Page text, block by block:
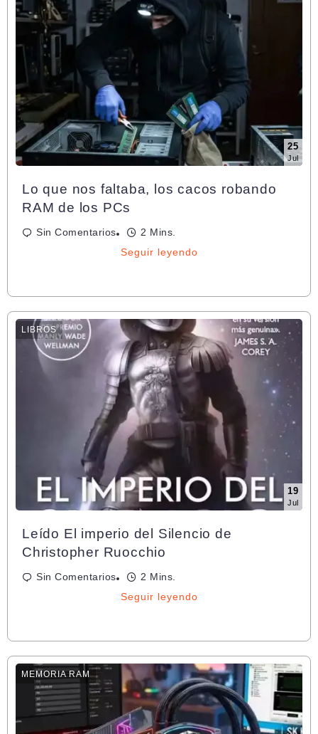
25
Jul
Lo que nos faltaba, los cacos robando
RAM de los PCs
Sin Comentarios 2 Mins.
Seguir leyendo
LIBROS
19
Jul
Leído El imperio del Silencio de
Christopher Ruocchio
Sin Comentarios 2 Mins.
Seguir leyendo
MEMORIA RAM